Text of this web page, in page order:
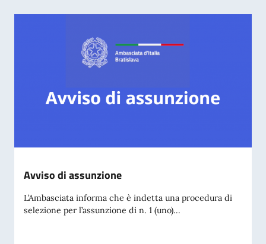
Avviso di assunzione
L’Ambasciata informa che è indetta una procedura di
selezione per l’assunzione di n. 1 (uno)...